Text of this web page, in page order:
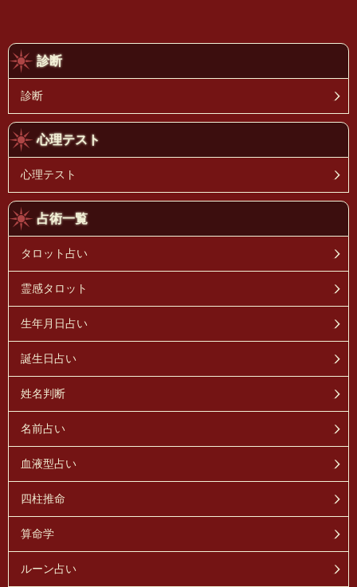
診断
診断
心理テスト
心理テスト
占術一覧
タロット占い
霊感タロット
生年月日占い
誕生日占い
姓名判断
名前占い
血液型占い
四柱推命
算命学
ルーン占い